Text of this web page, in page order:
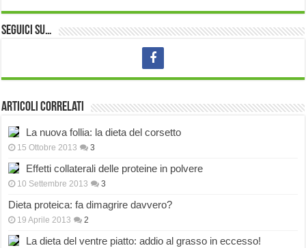
Seguici su…
Articoli correlati
La nuova follia: la dieta del corsetto
15 Ottobre 2013 3
Effetti collaterali delle proteine in polvere
10 Settembre 2013 3
Dieta proteica: fa dimagrire davvero?
19 Aprile 2013 2
La dieta del ventre piatto: addio al grasso in eccesso!